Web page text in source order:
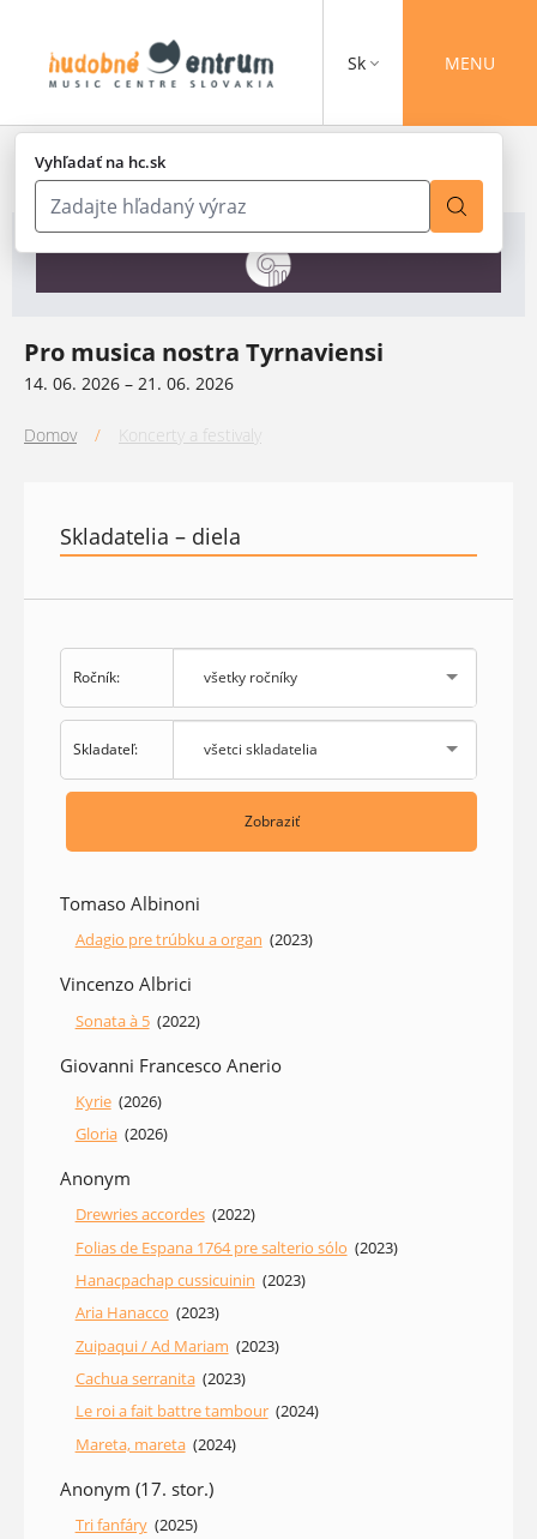
Vyhľadať na hc.sk
Sk MENU
Pro musica nostra Tyrnaviensi
14. 06. 2026 – 21. 06. 2026
Domov / Koncerty a festivaly
Skladatelia – diela
Ročník: všetky ročníky
Skladateľ: všetci skladatelia
Zobraziť
Tomaso Albinoni
Adagio pre trúbku a organ (2023)
Vincenzo Albrici
Sonata à 5 (2022)
Giovanni Francesco Anerio
Kyrie (2026)
Gloria (2026)
Anonym
Drewries accordes (2022)
Folias de Espana 1764 pre salterio sólo (2023)
Hanacpachap cussicuinin (2023)
Aria Hanacco (2023)
Zuipaqui / Ad Mariam (2023)
Cachua serranita (2023)
Le roi a fait battre tambour (2024)
Mareta, mareta (2024)
Anonym (17. stor.)
Tri fanfáry (2025)